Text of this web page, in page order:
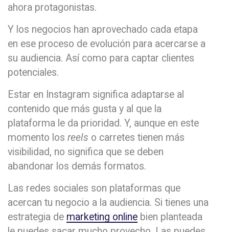
ahora protagonistas.
Y los negocios han aprovechado cada etapa
en ese proceso de evolución para acercarse a
su audiencia. Así como para captar clientes
potenciales.
Estar en Instagram significa adaptarse al
contenido que más gusta y al que la
plataforma le da prioridad. Y, aunque en este
momento los reels o carretes tienen más
visibilidad, no significa que se deben
abandonar los demás formatos.
Las redes sociales son plataformas que
acercan tu negocio a la audiencia. Si tienes una
estrategia de marketing online bien planteada